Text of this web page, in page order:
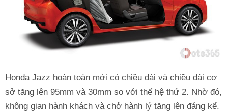
Honda Jazz hoàn toàn mới có chiều dài và chiều dài cơ
sở tăng lên 95mm và 30mm so với thế hệ thứ 2. Nhờ đó,
không gian hành khách và chở hành lý tăng lên đáng kể.